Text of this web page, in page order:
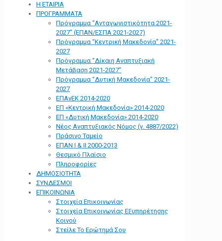
Η ΕΤΑΙΡΙΑ
ΠΡΟΓΡΑΜΜΑΤΑ
Πρόγραμμα “Ανταγωνιστικότητα 2021-
2027” (ΕΠΑΝ/ΕΣΠΑ 2021-2027)
Πρόγραμμα “Κεντρική Μακεδονία” 2021-
2027
Πρόγραμμα “Δίκαιη Αναπτυξιακή
Μετάβαση 2021-2027”
Πρόγραμμα “Δυτική Μακεδονία” 2021-
2027
ΕΠΑνΕΚ 2014-2020
ΕΠ «Kεντρική Μακεδονία» 2014-2020
ΕΠ «Δυτική Μακεδονία» 2014-2020
Νέος Αναπτυξιακός Νόμος (ν. 4887/2022)
Πράσινο Ταμείο
ΕΠΑΝ Ι & ΙΙ 2000-2013
Θεσμικό Πλαίσιο
Πληροφορίες
ΔΗΜΟΣΙΟΤΗΤΑ
ΣΥΝΔΕΣΜΟΙ
ΕΠΙΚΟΙΝΩΝΙΑ
Στοιχεία Επικοινωνίας
Στοιχεία Επικοινωνίας Εξυπηρέτησης
Κοινού
Στείλε Το Ερώτημά Σου